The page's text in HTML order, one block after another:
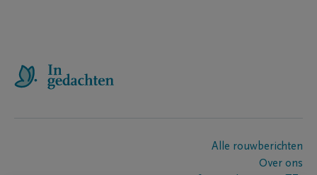
Alle rouwberichten
Over ons